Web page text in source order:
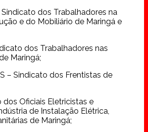
dos Trabalhadores na
e do Mobiliário de Maringá e
dos Trabalhadores nas
Maringá;
– Sindicato dos Frentistas de
dos Oficiais Eletricistas e
de Instalação Elétrica,
de Maringá;